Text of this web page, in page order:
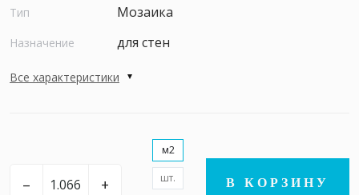
Тип Мозаика
Назначение для стен
Все характеристики
– +
м2
шт. В КОРЗИНУ